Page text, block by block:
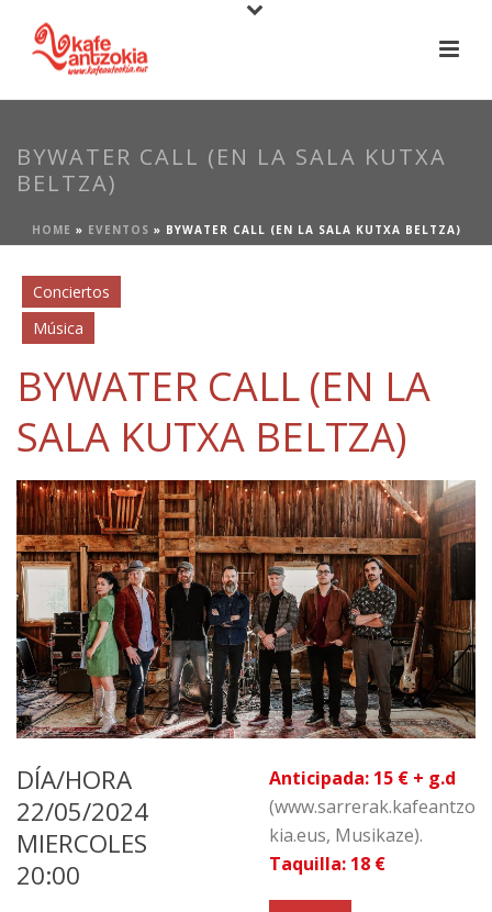
BYWATER CALL (EN LA SALA KUTXA
BELTZA)
HOME » EVENTOS » BYWATER CALL (EN LA SALA KUTXA BELTZA)
Conciertos
Música
BYWATER CALL (EN LA
SALA KUTXA BELTZA)
DÍA/HORA
22/05/2024
MIERCOLES
20:00
Anticipada: 15 € + g.d
(www.sarrerak.kafeantzo
kia.eus, Musikaze).
Taquilla: 18 €